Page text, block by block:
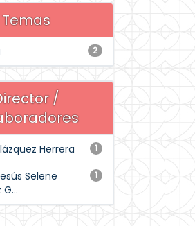
Temas
2
/
1
Herrera
1
Selene